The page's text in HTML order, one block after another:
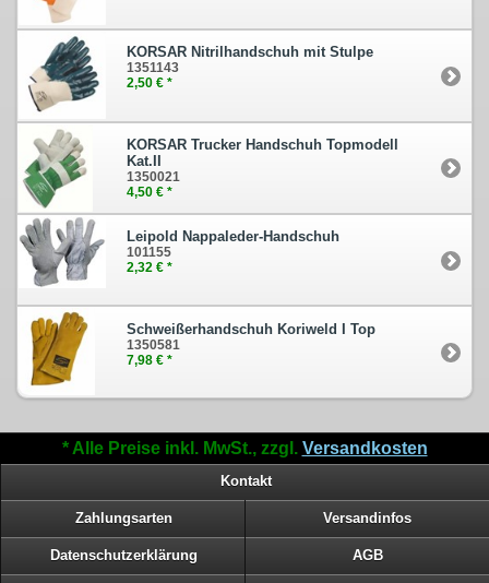
KORSAR Nitrilhandschuh mit Stulpe
1351143
2,50 € *
KORSAR Trucker Handschuh Topmodell
Kat.II
1350021
4,50 € *
Leipold Nappaleder-Handschuh
101155
2,32 € *
Schweißerhandschuh Koriweld I Top
1350581
7,98 € *
* Alle Preise inkl. MwSt., zzgl. Versandkosten
Kontakt
Zahlungsarten Versandinfos
Datenschutzerklärung AGB